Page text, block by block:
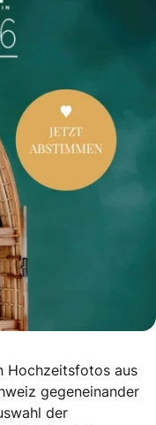
Hochzeitsfotos aus
gegeneinander
der